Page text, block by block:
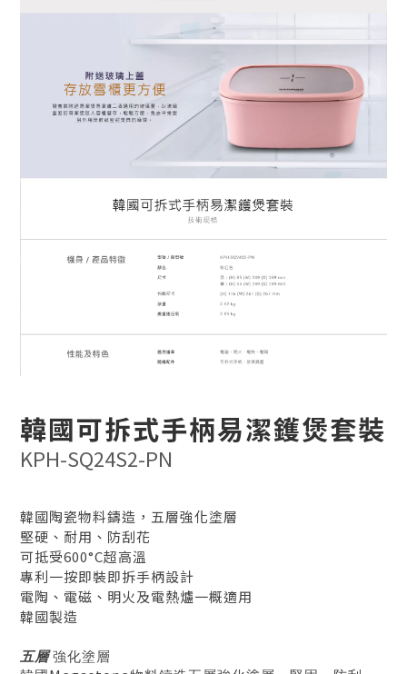
韓國可拆式手柄易潔鑊煲套裝
KPH-SQ24S2-PN
韓國陶瓷物料鑄造，五層強化塗層
堅硬、耐用、防刮花
可抵受600°C超高溫
專利一按即裝即拆手柄設計
電陶、電磁、明火及電熱爐一概適用
韓國製造
五層 強化塗層